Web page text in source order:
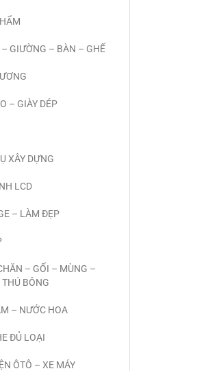
– GIƯỜNG – BÀN – GHẾ
– GIÀY DÉP
XÂY DỰNG
LCD
– LÀM ĐẸP
– GỐI – MÙNG –
BÔNG
– NƯỚC HOA
ĐỦ LOẠI
ÔTÔ – XE MÁY